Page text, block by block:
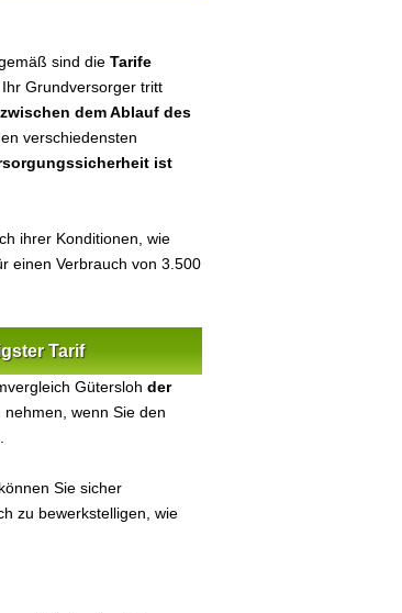
sind die Tarife
Grundversorger tritt
zwischen dem Ablauf des
verschiedensten
ist
ihrer Konditionen, wie
einen Verbrauch von 3.500
Tarif
Gütersloh der
wenn Sie den
Sie sicher
zu bewerkstelligen, wie